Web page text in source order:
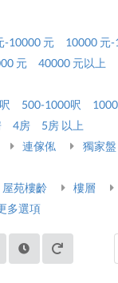
-10000 元
10000 元
元
40000 元以上
500-1000呎
4房
5房 以上
連傢俬 獨家盤
屋苑樓齡 樓層
多選項